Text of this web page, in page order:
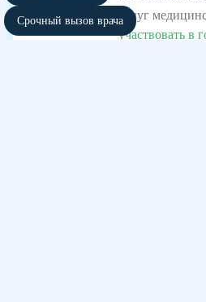
услуг
участвовать в
Срочный вызов врача